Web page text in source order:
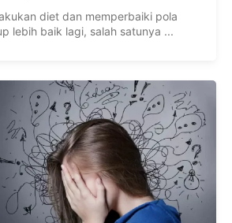
diet dan memperbaiki pola
lebih baik lagi, salah satunya ...